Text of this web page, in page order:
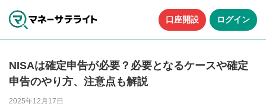
口座開設 ログイン
NISAは確定申告が必要？必要となるケースや確定
申告のやり方、注意点も解説
2025年12月17日